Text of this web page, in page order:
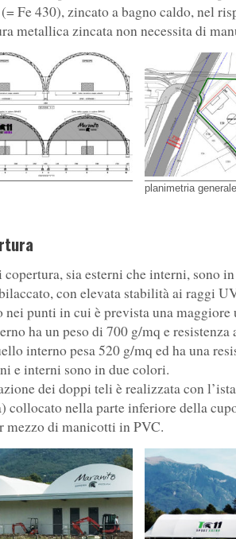
Fe 430), zincato a bagno caldo, nel
metallica zincata non necessita di
planimetria generale
sia esterni che interni, sono
con elevata stabilità ai raggi
nei punti in cui è prevista una
ha un peso di 700 g/mq e
interno pesa 520 g/mq ed ha una
e interni sono in due colori.
dei doppi teli è realizzata con
collocato nella parte inferiore della
mezzo di manicotti in PVC.